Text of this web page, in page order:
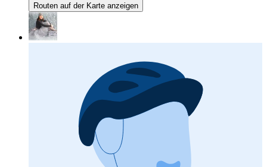
Routen auf der Karte anzeigen